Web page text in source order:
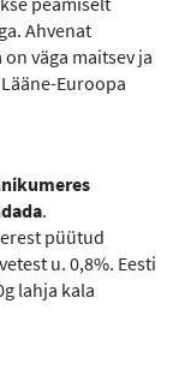
Ahvenat
väga maitsev ja
Euroopa
.
püütud
u. 0,8%. Eesti
lahja kala